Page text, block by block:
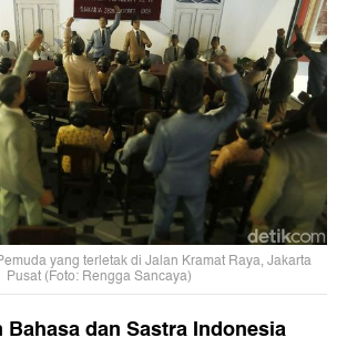
yang terletak di Jalan Kramat Raya, Jakarta
Pusat (Foto: Rengga Sancaya)
dan Sastra Indonesia